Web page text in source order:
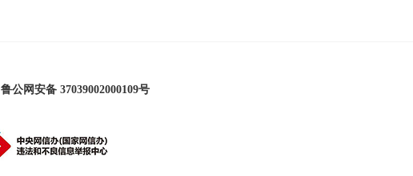
鲁公网安备 37039002000109号